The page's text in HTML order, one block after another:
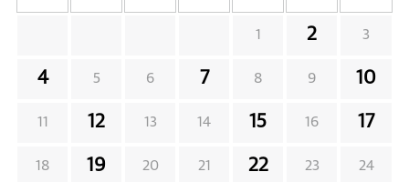
1 2 3
4 5 6 7 8 9 10
11 12 13 14 15 16 17
18 19 20 21 22 23 24